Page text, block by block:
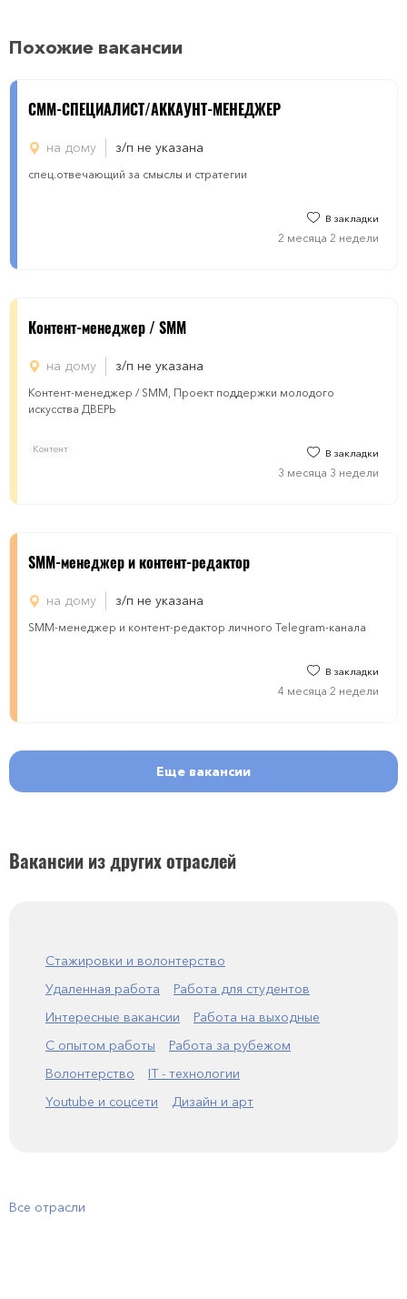
Похожие вакансии
СММ-СПЕЦИАЛИСТ/АККАУНТ-МЕНЕДЖЕР
на дому з/п не указана
спец.отвечающий за смыслы и стратегии
В закладки
2 месяца 2 недели
Контент-менеджер / SMM
на дому з/п не указана
Контент-менеджер / SMM, Проект поддержки молодого
искусства ДВЕРЬ
Контент В закладки
3 месяца 3 недели
SMM-менеджер и контент-редактор
на дому з/п не указана
SMM-менеджер и контент-редактор личного Telegram-канала
В закладки
4 месяца 2 недели
Еще вакансии
Вакансии из других отраслей
Стажировки и волонтерство
Удаленная работа
Работа для студентов
Интересные вакансии
Работа на выходные
С опытом работы
Работа за рубежом
Волонтерство
IT - технологии
Youtube и соцсети
Дизайн и арт
Все отрасли